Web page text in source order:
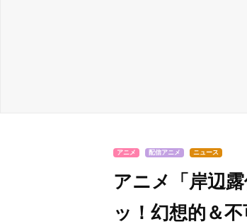
アニメ 配信アニメ ニュース
アニメ「岸辺
ッ！幻想的＆